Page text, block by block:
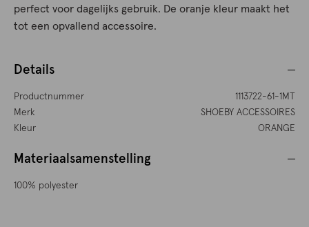
perfect voor dagelijks gebruik. De oranje kleur maakt het
tot een opvallend accessoire.
Details
Productnummer
1113722-61-1MT
Merk
SHOEBY ACCESSOIRES
Kleur
ORANGE
Materiaalsamenstelling
100% polyester